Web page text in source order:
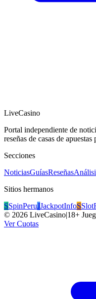
LiveCasino
Portal independiente de
reseñas de casas de
Secciones
NoticiasGuíasReseñas
Sitios hermanos
SSpinPeruJJackpotInfoS
© 2026 LiveCasino|18+
Ver Cuotas